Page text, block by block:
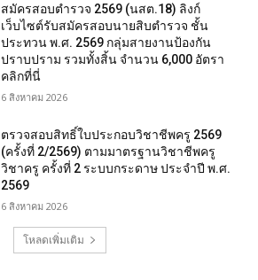
สมัครสอบตํารวจ 2569 (นสต.18) ลิงก์
เว็บไซต์รับสมัครสอบนายสิบตำรวจ ชั้น
ประทวน พ.ศ. 2569 กลุ่มสายงานป้องกัน
ปราบปราม รวมทั้งสิ้น จำนวน 6,000 อัตรา
คลิกที่นี่
6 สิงหาคม 2026
ตรวจสอบสิทธิ์ใบประกอบวิชาชีพครู 2569
(ครั้งที่ 2/2569) ตามมาตรฐานวิชาชีพครู
วิชาครู ครั้งที่ 2 ระบบกระดาษ ประจำปี พ.ศ.
2569
6 สิงหาคม 2026
โหลดเพิ่มเติม